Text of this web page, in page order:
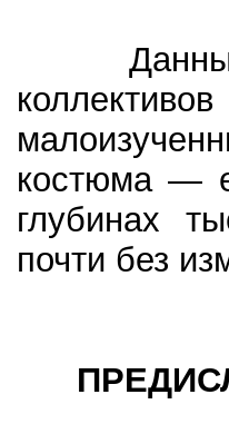
Данные
костюма —
глубинах
почти без